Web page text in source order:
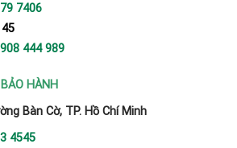
7406
444 989
HÀNH
Bàn Cờ, TP. Hồ Chí Minh
4545